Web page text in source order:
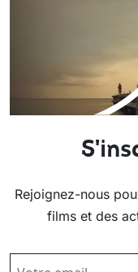
Rejoignez-nous
films et des
EMAIL